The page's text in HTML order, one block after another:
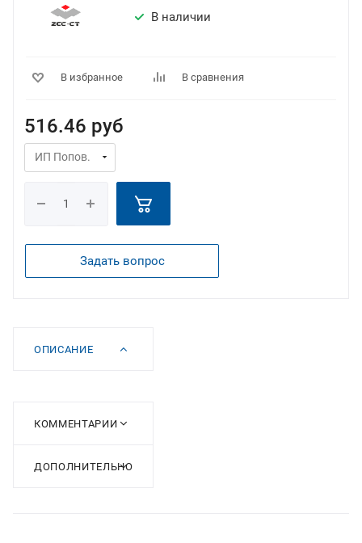
В наличии
В избранное В сравнения
516.46 руб
Задать вопрос
ОПИСАНИЕ
КОММЕНТАРИИ
ДОПОЛНИТЕЛЬНО